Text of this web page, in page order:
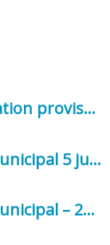
Arrêté préfectoral Limitation provisoire des usages de l’eau
Compte rendu conseil municipal 5 juin 2026 sénatoriale
Compte rendu conseil municipal – 21 avril 2026